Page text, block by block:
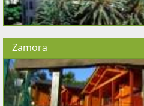
Zamora